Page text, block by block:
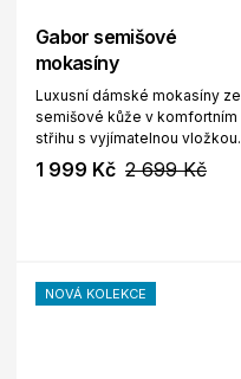
Gabor semišové
mokasíny
Luxusní dámské mokasíny ze
semišové kůže v komfortním
střihu s vyjímatelnou vložkou.
1 999 Kč 2 699 Kč
NOVÁ KOLEKCE